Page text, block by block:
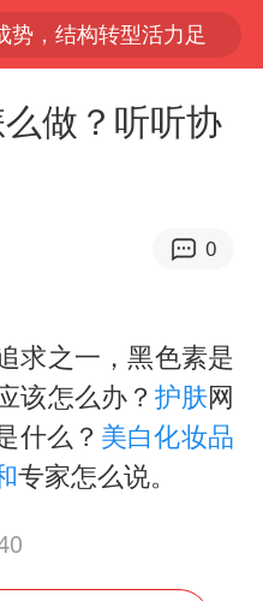
势，结构转型活力足
海豚”影响中国已成定局
”停编
陕西柞水县突发泥石流致1死2失联
违反交规被约谈
律师称“梅姨”若满75岁或不适用死刑
确年龄仍未知
划馆现“阴间座椅”字样
做？听听协
0
求之一，黑色素是
该怎么办？ 护肤网
什么？ 美白化妆品
专家怎么说。